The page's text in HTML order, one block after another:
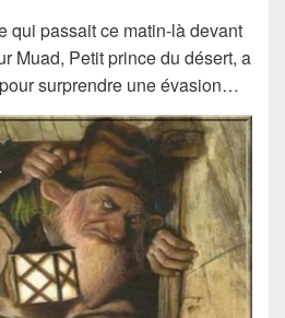
qui passait ce matin-là devant
Muad, Petit prince du désert, a
surprendre une évasion…